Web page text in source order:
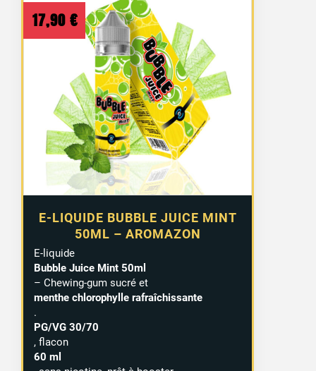
E-LIQUIDE BUBBLE JUICE MINT
50ML – AROMAZON
17,90 €
E-liquide
Bubble Juice Mint 50ml
– Chewing-gum sucré et
menthe chlorophylle rafraîchissante
.
PG/VG 30/70
, flacon
60 ml